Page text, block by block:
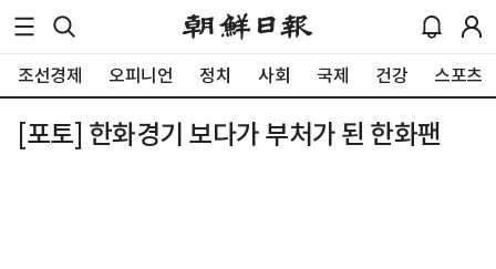
조선경제 오피니언 정치 사회 국제 건강 스포츠
[포토] 한화경기 보다가 부처가 된 한화팬